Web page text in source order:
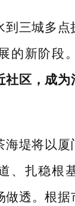
到三城多
的新阶段
社区，成
海堤将以厦
、扎稳根
做透。根